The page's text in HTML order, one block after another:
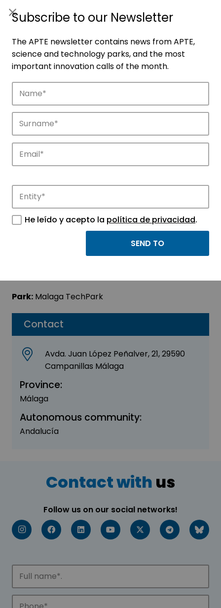
Companies
Discover the companies that drive
Contact
Avda. Juan López Peñalver, 21, 29590
Campanillas Málaga
Province:
Málaga
Autonomous community:
Andalucía
TIIBO S.L.
Park: Malaga TechPark
Contact with us
Follow us on our social networks!
Subscribe to our Newsletter
The APTE newsletter contains news from APTE,
science and technology parks, and the most
important innovation calls of the month.
He leído y acepto la política de privacidad.